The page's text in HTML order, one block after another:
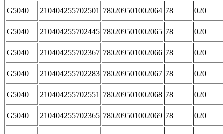
G5040 210404255702501 780209501002064 78 020
G5040 210404255702445 780209501002065 78 020
G5040 210404255702367 780209501002066 78 020
G5040 210404255702283 780209501002067 78 020
G5040 210404255702551 780209501002068 78 020
G5040 210404255702365 780209501002069 78 020